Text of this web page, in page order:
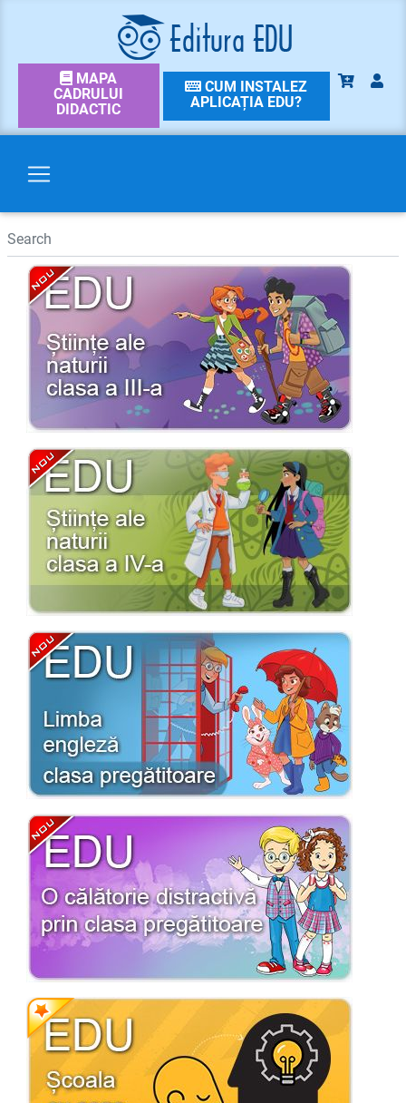
MAPA
CADRULUI
DIDACTIC
CUM INSTALEZ
APLICAȚIA EDU?